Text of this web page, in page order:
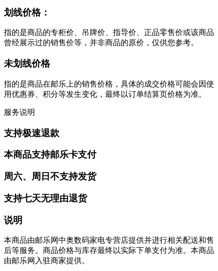
划线价格：
指的是商品的专柜价、吊牌价、指导价、正品零售价或该商品
曾经展示过的销售价等，并非商品的原价，仅供您参考。
未划线价格
指的是商品在邮乐上的销售价格，具体的成交价格可能会因使
用优惠券、积分等发生变化，最终以订单结算页价格为准。
服务说明
支持极速退款
本商品支持邮乐卡支付
周六、周日不支持发货
支持七天无理由退货
说明
本商品由邮乐网中奥数码家电专营店提供并进行相关配送和售
后等服务。商品价格与库存最终以实际下单支付为准。本商品
由邮乐网入驻商家提供。